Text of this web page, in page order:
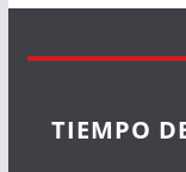
TIEMPO